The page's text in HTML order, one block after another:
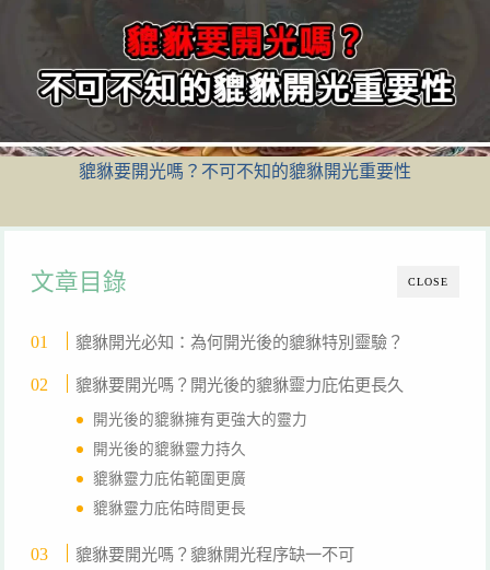
貔貅要開光嗎？不可不知的貔貅開光重要性
CLOSE
文章目錄
貔貅開光必知：為何開光後的貔貅特別靈驗？
貔貅要開光嗎？開光後的貔貅靈力庇佑更長久
開光後的貔貅擁有更強大的靈力
開光後的貔貅靈力持久
貔貅靈力庇佑範圍更廣
貔貅靈力庇佑時間更長
貔貅要開光嗎？貔貅開光程序缺一不可